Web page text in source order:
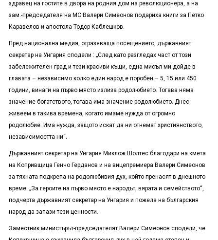
здравец на гостите в двора на родния дом на революционера, а на
зам.-председателя на МС Валери Симеонов подариха книги за Петко
Каравелов и апостола Тодор Каблешков.
Пред национална медия, отразяваща посещението, държавният
секретар на Унгария сподели : „След като разгледах част от този
забележителен град и тези красиви къщи, една мисъл ми дойде в
главата – независимо колко един народ е поробен – 5, 15 или 450
години, винаги на първо място излиза родолюбието. Тогава няма
значение богатството, тогава има значение родолюбието. Днес
живеем в такива времена, когато имаме нужда от огромно
родолюбие. Има нужда, защото искат да ни отнемат християнството,
независимостта ни“.
Държавният секретар на Унгария Миклож Шолтес благодари на кмета
на Копривщица Генчо Герданов и на вицепремиера Валери Симеонов
за тяхната подкрепа на родолюбивия дух, който пренасят в днешното
време. „За героите на първо място е народът, вярата и семейството“,
подчерта държавният секретар на Унгария и пожела на българския
народ да запази тези ценности.
Заместник министърът-председателят Валери Симеонов сподели, че